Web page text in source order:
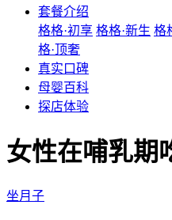
套餐介绍
格格·初享 格格·新生 格
格·顶奢
真实口碑
母婴百科
探店体验
女性在哺乳期
坐月子